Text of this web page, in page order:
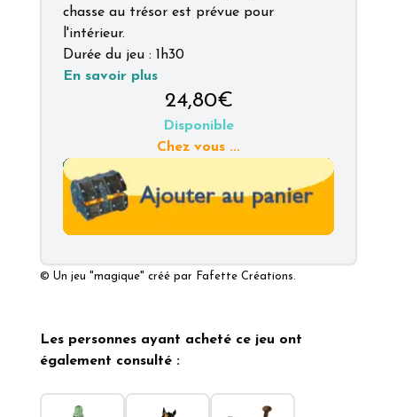
chasse au trésor est prévue pour
l'intérieur.
Durée du jeu : 1h30
En savoir plus
24,80€
Disponible
Chez vous ...
© Un jeu "magique" créé par Fafette Créations.
Les personnes ayant acheté ce jeu ont
également consulté :